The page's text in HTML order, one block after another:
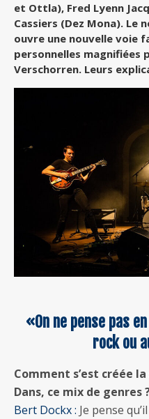
et Ottla), Fred Lyenn
Cassiers (Dez Mona). Le
ouvre une nouvelle voie
personnelles magnifiées
Verschorren. Leurs
«On ne pense pas
rock ou
Comment s’est créée
Dans, ce mix de genres
Bert Dockx : Je pense